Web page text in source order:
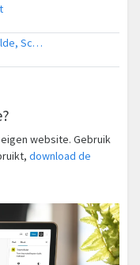
Lifeliner 4 naar Groningen Airport Eelde, Scheenebospad
website. Gebruik
download de